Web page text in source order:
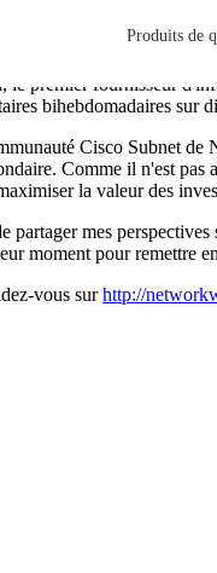
Produits de
premier fournisseur
bihebdomadaires sur
Cisco Subnet
Comme il n'est
la valeur des
partager mes
moment pour remettre
vous surhttp://